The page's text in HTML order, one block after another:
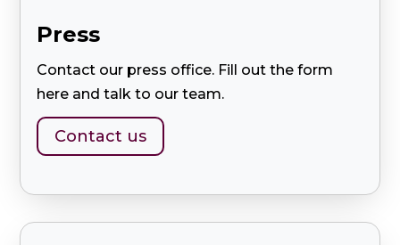
Press
Contact our press office. Fill out the form
here and talk to our team.
Contact us